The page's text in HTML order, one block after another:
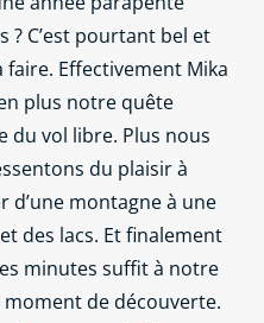
? C’est pourtant bel et
faire. Effectivement Mika
plus notre quête
du vol libre. Plus nous
du plaisir à
d’une montagne à une
des lacs. Et finalement
minutes suffit à notre
de découverte.